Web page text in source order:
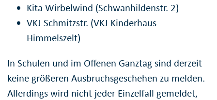
Kita Wirbelwind (Schwanhildenstr. 2)
VKJ Schmitzstr. (VKJ Kinderhaus
Himmelszelt)
In Schulen und im Offenen Ganztag sind derzeit
keine größeren Ausbruchsgeschehen zu melden.
Allerdings wird nicht jeder Einzelfall gemeldet,